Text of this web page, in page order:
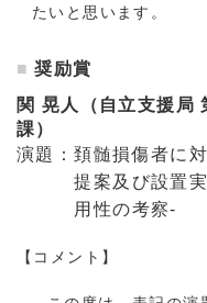
たいと思います。
奨励賞
関 晃人（自立支援局
課）
演題：頚髄損傷者に
提案及び設置
用性の考察-
【コメント】